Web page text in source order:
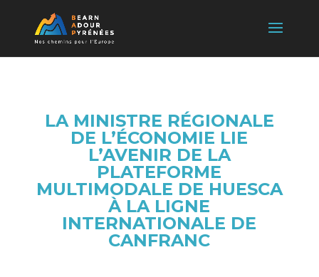
LA MINISTRE RÉGIONALE
DE L’ÉCONOMIE LIE
L’AVENIR DE LA
PLATEFORME
MULTIMODALE DE HUESCA
À LA LIGNE
INTERNATIONALE DE
CANFRANC